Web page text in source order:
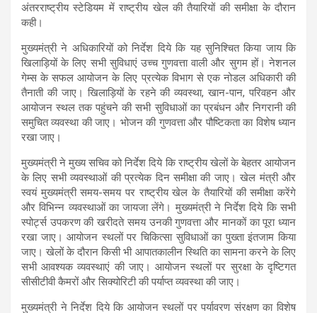
अंतरराष्ट्रीय स्टेडियम में राष्ट्रीय खेल की तैयारियों की समीक्षा के दौरान
कही।
मुख्यमंत्री ने अधिकारियों को निर्देश दिये कि यह सुनिश्चित किया जाय कि
खिलाड़ियों के लिए सभी सुविधाएं उच्च गुणवत्ता वाली और सुगम हों। नेशनल
गेम्स के सफल आयोजन के लिए प्रत्येक विभाग से एक नोडल अधिकारी की
तैनाती की जाए। खिलाड़ियों के रहने की व्यवस्था, खान-पान, परिवहन और
आयोजन स्थल तक पहुंचने की सभी सुविधाओं का प्रबंधन और निगरानी की
समुचित व्यवस्था की जाए। भोजन की गुणवत्ता और पौष्टिकता का विशेष ध्यान
रखा जाए।
मुख्यमंत्री ने मुख्य सचिव को निर्देश दिये कि राष्ट्रीय खेलों के बेहतर आयोजन
के लिए सभी व्यवस्थाओं की प्रत्येक दिन समीक्षा की जाए। खेल मंत्री और
स्वयं मुख्यमंत्री समय-समय पर राष्ट्रीय खेल के तैयारियों की समीक्षा करेंगे
और विभिन्न व्यवस्थाओं का जायजा लेंगे। मुख्यमंत्री ने निर्देश दिये कि सभी
स्पोर्ट्स उपकरण की खरीदते समय उनकी गुणवत्ता और मानकों का पूरा ध्यान
रखा जाए। आयोजन स्थलों पर चिकित्सा सुविधाओं का पुख्ता इंतजाम किया
जाए। खेलों के दौरान किसी भी आपातकालीन स्थिति का सामना करने के लिए
सभी आवश्यक व्यवस्थाएं की जाए। आयोजन स्थलों पर सुरक्षा के दृष्टिगत
सीसीटीवी कैमरों और सिक्योरिटी की पर्याप्त व्यवस्था की जाए।
मुख्यमंत्री ने निर्देश दिये कि आयोजन स्थलों पर पर्यावरण संरक्षण का विशेष